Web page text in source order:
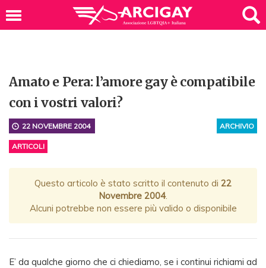
Amato e Pera: l’amore gay è compatibile
con i vostri valori?
ARCHIVIO
22 NOVEMBRE 2004
ARTICOLI
Questo articolo è stato scritto il contenuto di 22
Novembre 2004.
Alcuni potrebbe non essere più valido o disponibile
E’ da qualche giorno che ci chiediamo, se i continui richiami ad